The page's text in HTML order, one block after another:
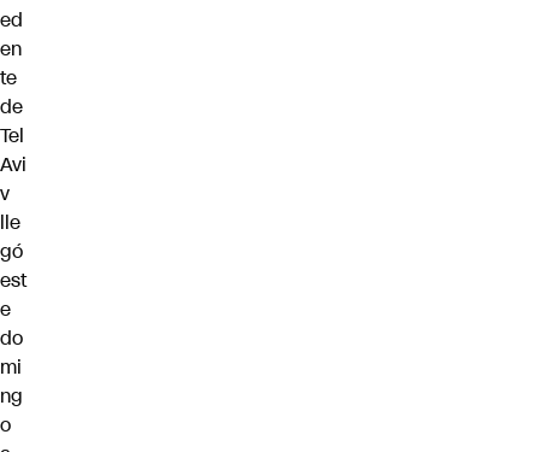
ed
en
te
de
Tel
Avi
v
lle
gó
est
e
do
mi
ng
o